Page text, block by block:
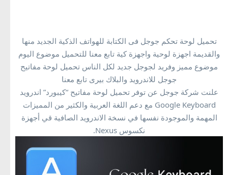
تحميل لوحة تحكم جوجل فى الكتابة للهواتف الذكية الجديد منها
والقديمة اجهزة لوحية واجهزة كية تابع معنا للتحميل موضوع اليوم
موضوع مميز وفريد لجوجل جديد لكل الناس تحميل لوحة مفاتيح
جوجل للاندرويد والبلاك بيرى تابع معنا
علنت شركة جوجل عن توفر تحميل لوحة مفاتيح “كيبورد” اندرويد
Google Keyboard مع دعم اللغة العربية والكثير من المميزات
المهمة والموجودة نفسها في نسخة الاندرويد الصافية قي أجهزة
نكسوس Nexus.